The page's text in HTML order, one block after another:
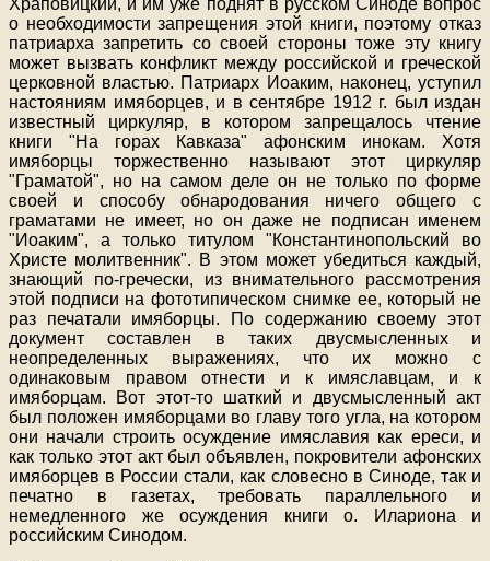
о необходимости запрещения этой книги, поэтому отказ
патриарха запретить со своей стороны тоже эту книгу
может вызвать конфликт между российской и греческой
церковной властью. Патриарх Иоаким, наконец, уступил
настояниям имяборцев, и в сентябре 1912 г. был издан
известный циркуляр, в котором запрещалось чтение
книги "На горах Кавказа" афонским инокам. Хотя
имяборцы торжественно называют этот циркуляр
"Граматой", но на самом деле он не только по форме
своей и способу обнародования ничего общего с
граматами не имеет, но он даже не подписан именем
"Иоаким", а только титулом "Константинопольский во
Христе молитвенник". В этом может убедиться каждый,
знающий по-гречески, из внимательного рассмотрения
этой подписи на фототипическом снимке ее, который не
раз печатали имяборцы. По содержанию своему этот
документ составлен в таких двусмысленных и
неопределенных выражениях, что их можно с
одинаковым правом отнести и к имяславцам, и к
имяборцам. Вот этот-то шаткий и двусмысленный акт
был положен имяборцами во главу того угла, на котором
они начали строить осуждение имяславия как ереси, и
как только этот акт был объявлен, покровители афонских
имяборцев в России стали, как словесно в Синоде, так и
печатно в газетах, требовать параллельного и
немедленного же осуждения книги о. Илариона и
российским Синодом.